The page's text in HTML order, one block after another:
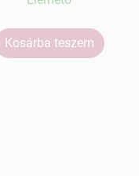
Kosárba teszem